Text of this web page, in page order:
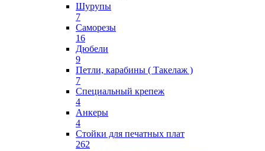
Шурупы
7
Саморезы
16
Дюбели
9
Петли, карабины ( Такелаж )
7
Специальный крепеж
4
Анкеры
4
Стойки для печатных плат
262